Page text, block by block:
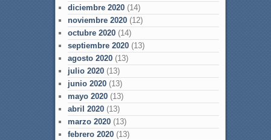
diciembre 2020(14)
noviembre 2020(12)
octubre 2020(14)
septiembre 2020(13)
agosto 2020(13)
julio 2020(13)
junio 2020(13)
mayo 2020(13)
abril 2020(13)
marzo 2020(13)
febrero 2020(13)